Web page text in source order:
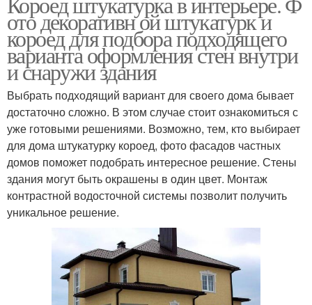
ото декоративн ой штукатурк и
короед для подбора подходящего
варианта оформления стен внутри
и снаружи здания
Выбрать подходящий вариант для своего дома бывает
достаточно сложно. В этом случае стоит ознакомиться с
уже готовыми решениями. Возможно, тем, кто выбирает
для дома штукатурку короед, фото фасадов частных
домов поможет подобрать интересное решение. Стены
здания могут быть окрашены в один цвет. Монтаж
контрастной водосточной системы позволит получить
уникальное решение.